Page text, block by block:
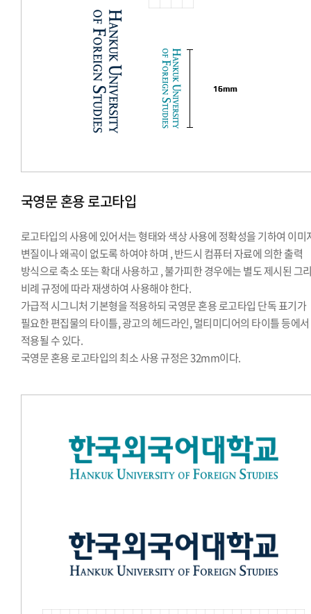
국영문 혼용 로고타입
로고타입의 사용에 있어서는 형태와 색상 사용에 정확성을 기하여 이미
변질이나 왜곡이 없도록 하여야 하며 , 반드시 컴퓨터 자료에 의한 출력
방식으로 축소 또는 확대 사용하고 , 불가피한 경우에는 별도 제시된 그
비례 규정에 따라 재생하여 사용해야 한다.
가급적 시그니처 기본형을 적용하되 국영문 혼용 로고타입 단독 표기가
필요한 편집물의 타이틀, 광고의 헤드라인, 멀티미디어의 타이틀 등에서
적용될 수 있다.
국영문 혼용 로고타입의 최소 사용 규정은 32mm이다.